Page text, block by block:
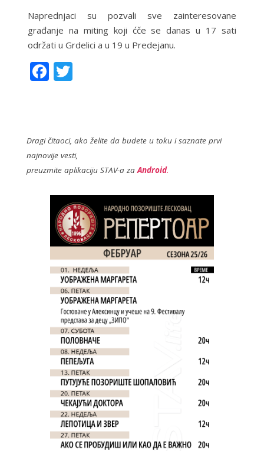
Naprednjaci su pozvali sve zainteresovane
građanje na miting koji ćče se danas u 17 sati
održati u Grdelici a u 19 u Predejanu.
F
o
o
T
Dragi čitaoci, ako želite da budete u toku i saznate prvi
najnovije vesti,
preuzmite aplikaciju STAV-a zaAndroid.